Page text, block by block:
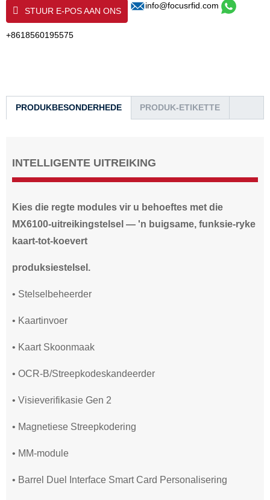
STUUR E-POS AAN ONS
info@focusrfid.com
+8618560195575
PRODUKBESONDERHEDE PRODUK-ETIKETTE
INTELLIGENTE UITREIKING
Kies die regte modules vir u behoeftes met die
MX6100-uitreikingstelsel — 'n buigsame, funksie-ryke
kaart-tot-koevert
produksiestelsel.
• Stelselbeheerder
• Kaartinvoer
• Kaart Skoonmaak
• OCR-B/Streepkodeskandeerder
• Visieverifikasie Gen 2
• Magnetiese Streepkodering
• MM-module
• Barrel Duel Interface Smart Card Personalisering